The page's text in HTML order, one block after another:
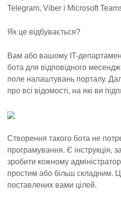
Telegram, Viber і Microsoft
Як це відбувається?
Вам або вашому IT-
бота для відповідного
поле налаштувань порталу.
про всі відомості, на які ви
Створення такого бота не
програмування. Є інструкція,
зробити кожному
простим або більш складним.
поставлених вами цілей.